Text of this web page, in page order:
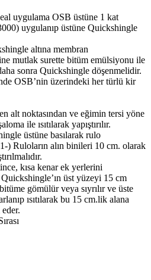
uygulama OSB üstüne 1 kat
uygulanıp üstüne Quickshingle
altına membran
mutlak surette bitüm emülsiyonu ile
sonra Quickshingle döşenmelidir.
OSB’nin üzerindeki her türlü kir
alt noktasından ve eğimin tersi yöne
ile ısıtılarak yapıştırılır.
üstüne basılarak rulo
) Ruloların alın binileri 10 cm. olarak
kısa kenar ek yerlerini
üst yüzeyi 15 cm
bitüme gömülür veya sıyrılır ve üste
ısıtılarak bu 15 cm.lik alana
eder.